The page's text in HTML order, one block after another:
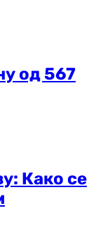
од 567
Како се